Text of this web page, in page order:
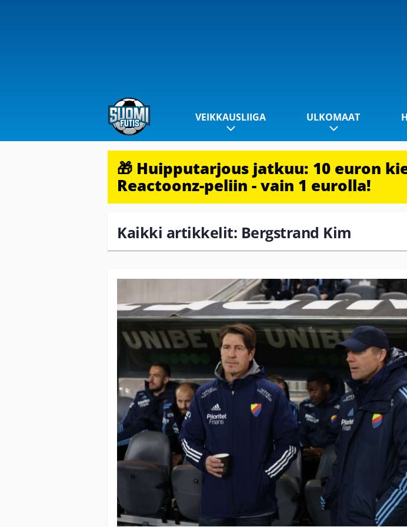
VEIKKAUSLIIGA ULKOMAAT
🎁 Huipputarjous jatkuu: 10 euron
Reactoonz-peliin - vain 1 eurolla!
Kaikki artikkelit: Bergstrand Kim